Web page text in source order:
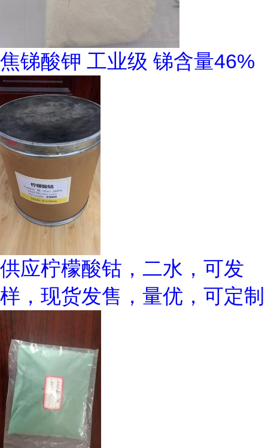
焦锑酸钾 工业级 锑含量46%
供应柠檬酸钴，二水，可发
样，现货发售，量优，可定制